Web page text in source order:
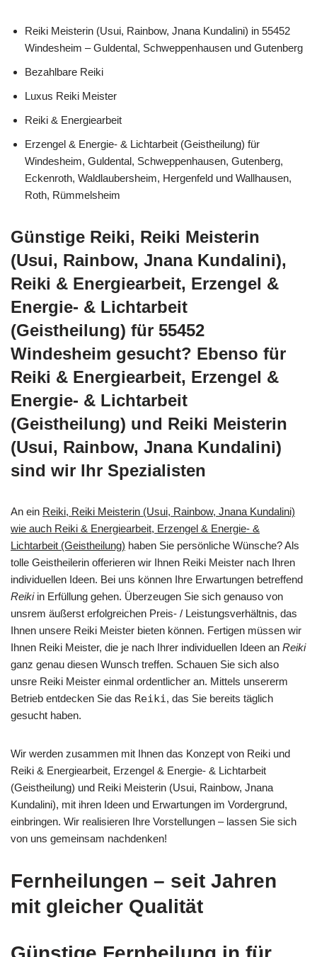
Reiki Meisterin (Usui, Rainbow, Jnana Kundalini) in 55452
Windesheim – Guldental, Schweppenhausen und Gutenberg
Bezahlbare Reiki
Luxus Reiki Meister
Reiki & Energiearbeit
Erzengel & Energie- & Lichtarbeit (Geistheilung) für
Windesheim, Guldental, Schweppenhausen, Gutenberg,
Eckenroth, Waldlaubersheim, Hergenfeld und Wallhausen,
Roth, Rümmelsheim
Günstige Reiki, Reiki Meisterin
(Usui, Rainbow, Jnana Kundalini),
Reiki & Energiearbeit, Erzengel &
Energie- & Lichtarbeit
(Geistheilung) für 55452
Windesheim gesucht? Ebenso für
Reiki & Energiearbeit, Erzengel &
Energie- & Lichtarbeit
(Geistheilung) und Reiki Meisterin
(Usui, Rainbow, Jnana Kundalini)
sind wir Ihr Spezialisten
An ein Reiki, Reiki Meisterin (Usui, Rainbow, Jnana Kundalini)
wie auch Reiki & Energiearbeit, Erzengel & Energie- &
Lichtarbeit (Geistheilung) haben Sie persönliche Wünsche? Als
tolle Geistheilerin offerieren wir Ihnen Reiki Meister nach Ihren
individuellen Ideen. Bei uns können Ihre Erwartungen betreffend
Reikiin Erfüllung gehen. Überzeugen Sie sich genauso von
unsrem äußerst erfolgreichen Preis- / Leistungsverhältnis, das
Ihnen unsere Reiki Meister bieten können. Fertigen müssen wir
Ihnen Reiki Meister, die je nach Ihrer individuellen Ideen an Reiki
ganz genau diesen Wunsch treffen. Schauen Sie sich also
unsre Reiki Meister einmal ordentlicher an. Mittels unsererm
Betrieb entdecken Sie das Reiki, das Sie bereits täglich
gesucht haben.
Wir werden zusammen mit Ihnen das Konzept von Reiki und
Reiki & Energiearbeit, Erzengel & Energie- & Lichtarbeit
(Geistheilung) und Reiki Meisterin (Usui, Rainbow, Jnana
Kundalini), mit ihren Ideen und Erwartungen im Vordergrund,
einbringen. Wir realisieren Ihre Vorstellungen – lassen Sie sich
von uns gemeinsam nachdenken!
Fernheilungen – seit Jahren
mit gleicher Qualität